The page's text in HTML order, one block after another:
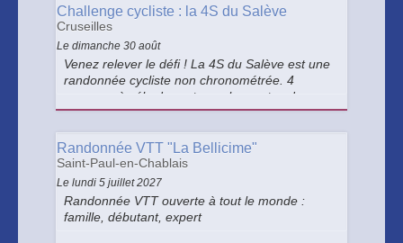
Challenge cycliste : la 4S du Salève
Cruseilles
Le dimanche 30 août
Venez relever le défi ! La 4S du Salève est une
randonnée cycliste non chronométrée. 4
parcours à vélo de route sur les routes du
Salève Distances : de 36 à 116 km - Dénivelés
Randonnée VTT "La Bellicime"
Saint-Paul-en-Chablais
Le lundi 5 juillet 2027
Randonnée VTT ouverte à tout le monde :
famille, débutant, expert